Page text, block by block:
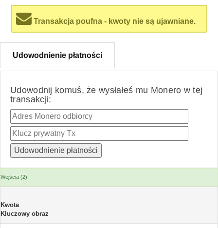
Transakcja poufna - kwoty nie są ujawniane.
Udowodnienie płatności
Udowodnij komuś, że wysłałeś mu Monero w tej
transakcji:
Wejścia (2)
Kwota
Kluczowy obraz